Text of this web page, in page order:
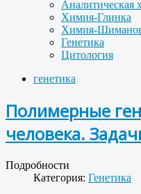
Аналитическая
Химия-Глинка
Химия-
Генетика
Цитология
генетика
Полимерные
человека.
Подробности
Категория: Генетика